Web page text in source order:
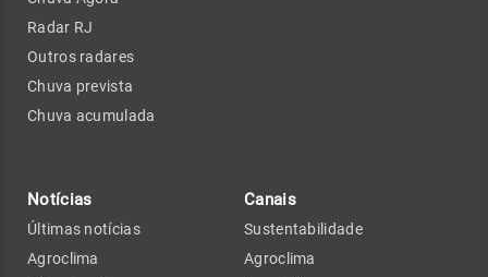
Radar RJ
Outros radares
Chuva prevista
Chuva acumulada
Notícias
Últimas notícias
Agroclima
Canais
Sustentabilidade
Agroclima